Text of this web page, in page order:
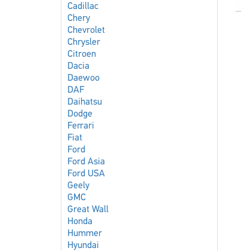
Cadillac
Chery
Chevrolet
Chrysler
Citroen
Dacia
Daewoo
DAF
Daihatsu
Dodge
Ferrari
Fiat
Ford
Ford Asia
Ford USA
Geely
GMC
Great Wall
Honda
Hummer
Hyundai